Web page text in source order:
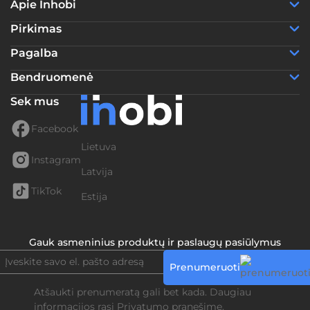
Apie Inhobi
Pirkimas
Pagalba
Bendruomenė
Sek mus
Facebook
Instagram
TikTok
Lietuva
Latvija
Estija
Gauk asmeninius produktų ir paslaugų pasiūlymus
Prenumeruoti
Atšaukti prenumeratą gali bet kada. Daugiau
informacijos rasi Privatumo pranešime.